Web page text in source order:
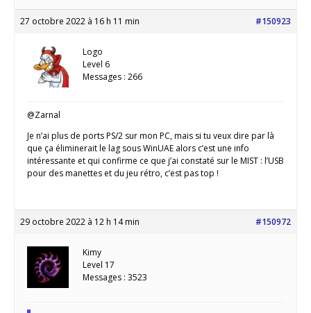
27 octobre 2022 à 16 h 11 min #150923
Logo
Level 6
Messages : 266
@Zarnal
Je n’ai plus de ports PS/2 sur mon PC, mais si tu veux dire par là
que ça éliminerait le lag sous WinUAE alors c’est une info
intéressante et qui confirme ce que j’ai constaté sur le MIST : l’USB
pour des manettes et du jeu rétro, c’est pas top !
29 octobre 2022 à 12 h 14 min #150972
Kimy
Level 17
Messages : 3523